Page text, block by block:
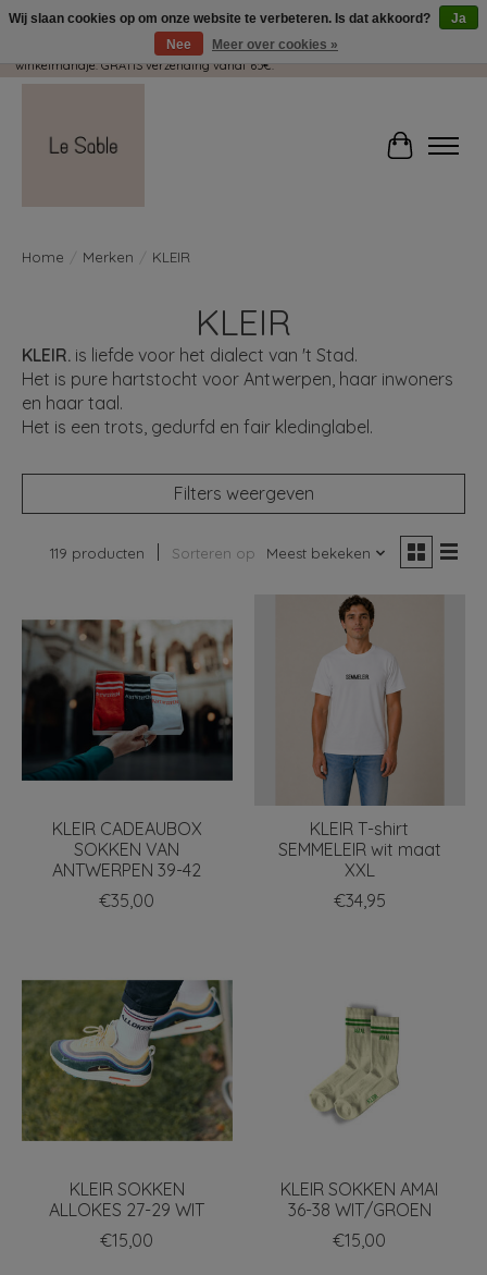
Wij pakken met plezier jouw kadootjes GRATIS in! Duid dit zeker aan in je
winkelmandje. GRATIS verzending vanaf 65€.
Home Merken KLEIR
KLEIR
KLEIR. is liefde voor het dialect van 't Stad.
Het is pure hartstocht voor Antwerpen, haar inwoners
en haar taal.
Het is een trots, gedurfd en fair kledinglabel.
Filters weergeven
119 producten Sorteren op Meest bekeken
KLEIR CADEAUBOX
SOKKEN VAN
ANTWERPEN 39-42
€35,00
KLEIR T-shirt
SEMMELEIR wit maat
XXL
€34,95
KLEIR SOKKEN
ALLOKES 27-29 WIT
€15,00
KLEIR SOKKEN AMAI
36-38 WIT/GROEN
€15,00
Wij slaan cookies op om onze website te verbeteren. Is dat akkoord?
Ja
Nee
Meer over cookies »